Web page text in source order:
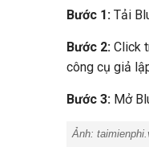
Bước 1: Tải
Bước 2: Click
công cụ giả
Bước 3: Mở
Ảnh: